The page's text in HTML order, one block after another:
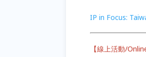
IP in Focus:
【線上活動/